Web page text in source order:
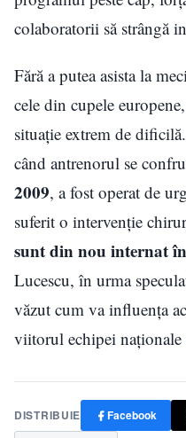
colaboratorii să strângă
Fără a putea asista la
cele din cupele
situație extrem de
când antrenorul se
2009, a fost operat de
suferit o intervenție
sunt din nou internat
Lucescu, în urma
văzut cum va influența
viitorul echipei naționale
DISTRIBUIE Facebook